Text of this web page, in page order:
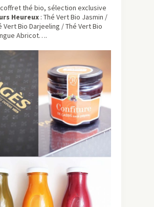
coffret thé bio, sélection exclusive
Heureux : Thé Vert Bio Jasmin /
Vert Bio Darjeeling / Thé Vert Bio
Abricot….